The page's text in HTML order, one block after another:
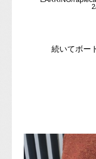
続いてボー